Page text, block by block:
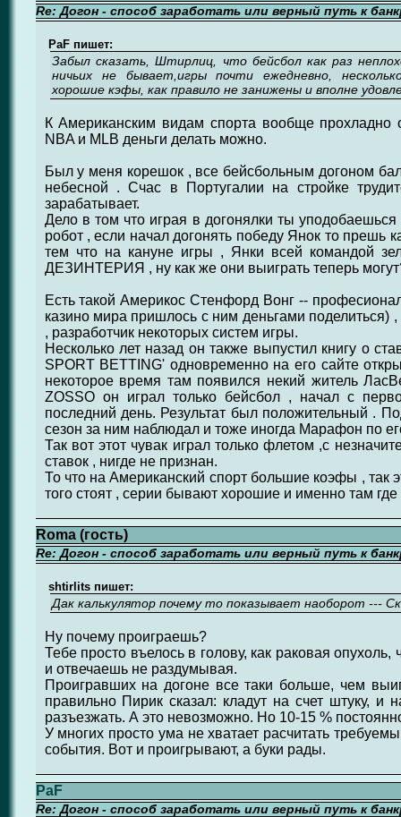
Re: Догон - способ заработать или верный путь к
PaF пишет:
Забыл сказать, Штирлиц, что бейсбол как раз
ничьих не бывает,игры почти ежедневно,
хорошие кэфы, как правило не занижены и вполне
К Американским видам спорта вообще прохладно
NBA и MLB деньги делать можно.
Был у меня корешок , все бейсбольным догоном
небесной . Счас в Португалии на стройке
зарабатывает.
Дело в том что играя в догонялки ты
робот , если начал догонять победу Янок то прешь
тем что на кануне игры , Янки всей командой
ДЕЗИНТЕРИЯ , ну как же они выиграть теперь
Есть такой Америкос Стенфорд Вонг --
казино мира пришлось с ним деньгами поделиться)
, разработчик некоторых систем игры.
Несколько лет назад он также выпустил книгу о
SPORT BETTING' одновременно на его сайте
некоторое время там появился некий житель
ZOSSO он играл только бейсбол , начал с
последний день. Результат был положительный .
сезон за ним наблюдал и тоже иногда Марафон по
Так вот этот чувак играл только флетом ,с
ставок , нигде не признан.
То что на Американский спорт большие коэфы , так
того стоят , серии бывают хорошие и именно там
Roma (гость)
Re: Догон - способ заработать или верный путь к
shtirlits пишет:
Дак калькулятор почему то показывает наоборот ---
Ну почему проиграешь?
Тебе просто въелось в голову, как раковая опухоль,
и отвечаешь не раздумывая.
Проигравших на догоне все таки больше, чем
правильно Пирик сказал: кладут на счет штуку, и
разъезжать. А это невозможно. Но 10-15 %
У многих просто ума не хватает расчитать
события. Вот и проигрывают, а буки рады.
PaF
Re: Догон - способ заработать или верный путь к